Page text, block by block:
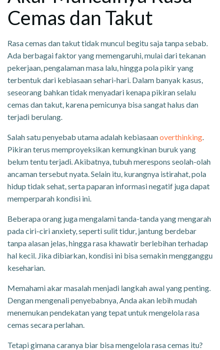
Cemas dan Takut
Rasa cemas dan takut tidak muncul begitu saja tanpa sebab.
Ada berbagai faktor yang memengaruhi, mulai dari tekanan
pekerjaan, pengalaman masa lalu, hingga pola pikir yang
terbentuk dari kebiasaan sehari-hari. Dalam banyak kasus,
seseorang bahkan tidak menyadari kenapa pikiran selalu
cemas dan takut, karena pemicunya bisa sangat halus dan
terjadi berulang.
Salah satu penyebab utama adalah kebiasaanoverthinking.
Pikiran terus memproyeksikan kemungkinan buruk yang
belum tentu terjadi. Akibatnya, tubuh merespons seolah-olah
ancaman tersebut nyata. Selain itu, kurangnya istirahat, pola
hidup tidak sehat, serta paparan informasi negatif juga dapat
memperparah kondisi ini.
Beberapa orang juga mengalami tanda-tanda yang mengarah
pada ciri-ciri anxiety, seperti sulit tidur, jantung berdebar
tanpa alasan jelas, hingga rasa khawatir berlebihan terhadap
hal kecil. Jika dibiarkan, kondisi ini bisa semakin mengganggu
keseharian.
Memahami akar masalah menjadi langkah awal yang penting.
Dengan mengenali penyebabnya, Anda akan lebih mudah
menemukan pendekatan yang tepat untuk mengelola rasa
cemas secara perlahan.
Tetapi gimana caranya biar bisa mengelola rasa cemas itu?